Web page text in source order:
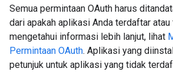
Semua permintaan OAuth harus
dari apakah aplikasi Anda terdaftar atau
mengetahui informasi lebih lanjut, lihat
Permintaan OAuth. Aplikasi yang
petunjuk untuk aplikasi yang tidak